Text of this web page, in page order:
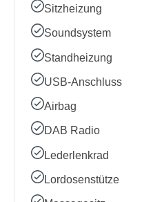
Sitzheizung
Soundsystem
Standheizung
USB-Anschluss
Airbag
DAB Radio
Lederlenkrad
Lordosenstütze